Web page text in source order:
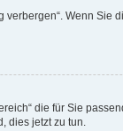
Wenn Sie
die für Sie
dies jetzt zu tun.